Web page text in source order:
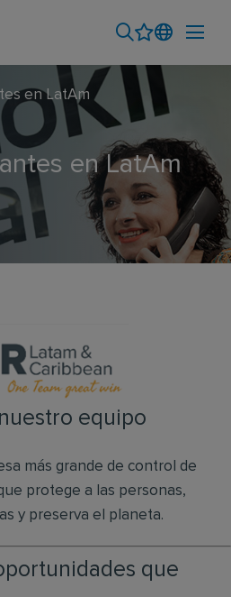
en LatAm
en LatAm
equipo
más grande de control de
protege a las personas,
y preserva el planeta.
que